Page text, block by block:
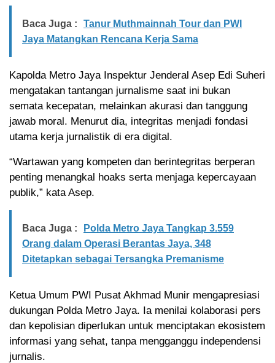
Baca Juga :
Tanur Muthmainnah Tour dan PWI
Jaya Matangkan Rencana Kerja Sama
Kapolda Metro Jaya Inspektur Jenderal Asep Edi Suheri
mengatakan tantangan jurnalisme saat ini bukan
semata kecepatan, melainkan akurasi dan tanggung
jawab moral. Menurut dia, integritas menjadi fondasi
utama kerja jurnalistik di era digital.
“Wartawan yang kompeten dan berintegritas berperan
penting menangkal hoaks serta menjaga kepercayaan
publik,” kata Asep.
Baca Juga :
Polda Metro Jaya Tangkap 3.559
Orang dalam Operasi Berantas Jaya, 348
Ditetapkan sebagai Tersangka Premanisme
Ketua Umum PWI Pusat Akhmad Munir mengapresiasi
dukungan Polda Metro Jaya. Ia menilai kolaborasi pers
dan kepolisian diperlukan untuk menciptakan ekosistem
informasi yang sehat, tanpa mengganggu independensi
jurnalis.